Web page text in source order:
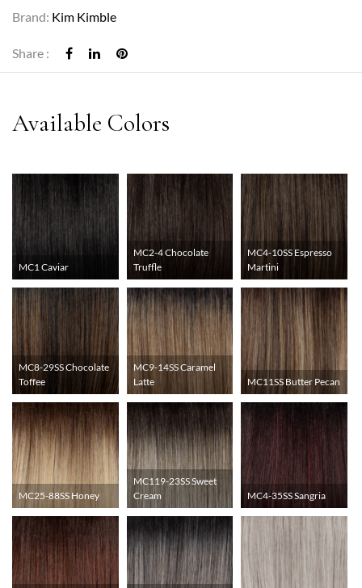
Brand: Kim Kimble
Share :
MC1 Caviar
MC2-4 Chocolate
Truffle
MC4-10SS Espresso
Martini
MC8-29SS Chocolate
Toffee
MC9-14SS Caramel
Latte
MC11SS Butter Pecan
MC25-88SS Honey
MC119-23SS Sweet
Cream
MC4-35SS Sangria